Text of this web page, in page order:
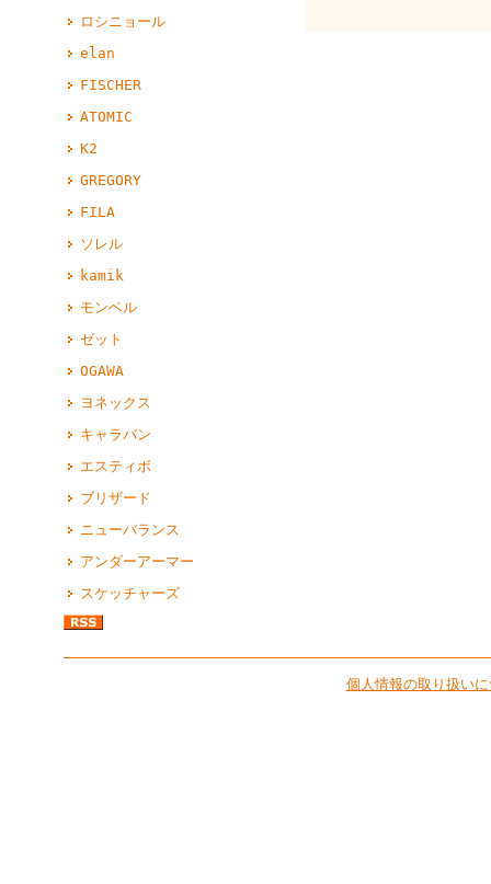
ロシニョール
elan
FISCHER
ATOMIC
K2
GREGORY
FILA
ソレル
kamik
モンベル
ゼット
OGAWA
ヨネックス
キャラバン
エスティボ
ブリザード
ニューバランス
アンダーアーマー
スケッチャーズ
個人情報の取り扱い